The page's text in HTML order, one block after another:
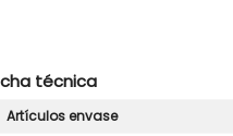
técnica
Artículos envase